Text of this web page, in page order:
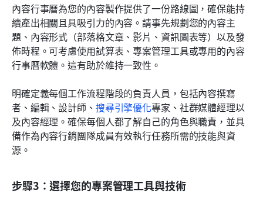
內容行事曆為您的內容製作提供了一份路線圖，確保能持
續產出相關且具吸引力的內容。請事先規劃您的內容主
題、內容形式（部落格文章、影片、資訊圖表等）以及發
佈時程。可考慮使用試算表、專案管理工具或專用的內容
行事曆軟體。這有助於維持一致性。
明確定義每個工作流程階段的負責人員，包括內容撰寫
者、編輯、設計師、 搜尋引擎優化專家、社群媒體經理以
及內容經理。確保每個人都了解自己的角色與職責，並具
備作為內容行銷團隊成員有效執行任務所需的技能與資
源。
步驟3：選擇您的專案管理工具與技術